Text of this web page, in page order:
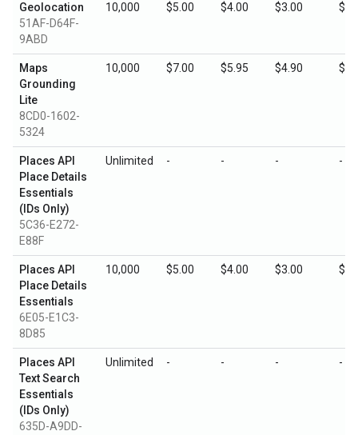
Geolocation
51AF-D64F-
9ABD
10,000 $5.00 $4.00 $3.00
Maps
Grounding
Lite
8CD0-1602-
5324
10,000 $7.00 $5.95 $4.90
Places API
Place Details
Essentials
(IDs Only)
5C36-E272-
E88F
Unlimited - - - -
Places API
Place Details
Essentials
6E05-E1C3-
8D85
10,000 $5.00 $4.00 $3.00
Places API
Text Search
Essentials
(IDs Only)
635D-A9DD-
Unlimited - - - -